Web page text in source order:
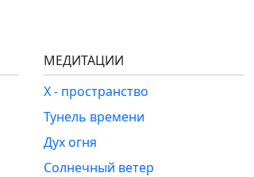
МЕДИТАЦИИ
Х - пространство
Тунель времени
Дух огня
Солнечный ветер